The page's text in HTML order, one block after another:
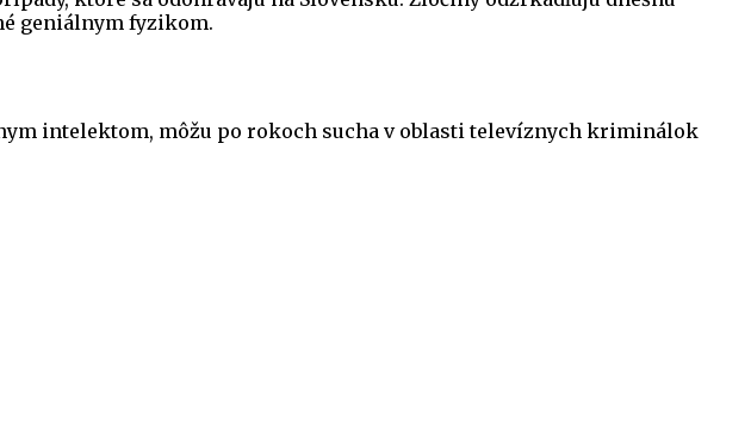
geniálnym fyzikom.
intelektom, môžu po rokoch sucha v oblasti televíznych kriminálok